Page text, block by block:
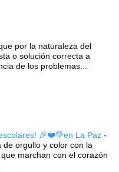
por la naturaleza del
o solución correcta a
de los problemas...
🎉❤️💚en La Paz -
orgullo y color con la
marchan con el corazón